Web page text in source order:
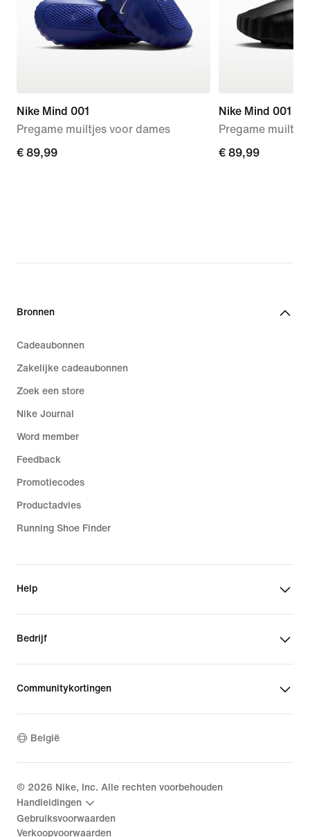
Nike Mind 001
Pregame muiltjes voor dames
€ 89,99
€ 89,99
Nike Mind 001
Pregame
€ 89,99
€ 89,99
Bronnen
Cadeaubonnen
Zakelijke cadeaubonnen
Zoek een store
Nike Journal
Word member
Feedback
Promotiecodes
Productadvies
Running Shoe Finder
Help
Bedrijf
Communitykortingen
België
© 2026 Nike, Inc. Alle rechten voorbehouden
Handleidingen
Gebruiksvoorwaarden
Verkoopvoorwaarden